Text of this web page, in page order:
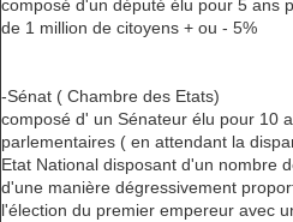
composé d'un député élu pour 5 ans
de 1 million de citoyens + ou - 5%
-Sénat ( Chambre des Etats)
composé d' un Sénateur élu pour 10
parlementaires ( en attendant la
Etat National disposant d'un nombre
d'une manière dégressivement
l'élection du premier empereur avec